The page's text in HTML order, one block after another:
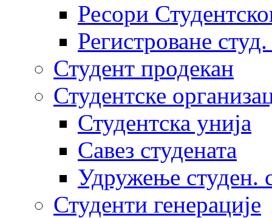
Ресори
Регистроване
Студент продекан
Студентске
Студентска унија
Савез студената
Удружење студен.
Студенти генерације